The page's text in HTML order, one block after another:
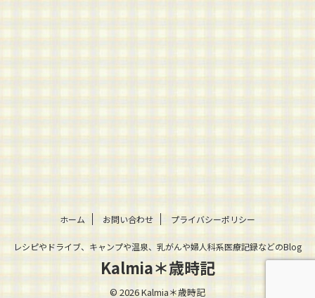
ホーム お問い合わせ プライバシーポリシー
レシピやドライブ、キャンプや温泉、乳がんや婦人科系医療記録などのBlog
Kalmia＊歳時記
© 2026 Kalmia＊歳時記